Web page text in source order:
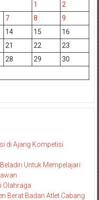
1
2
7 8
9
14 15
16
21 22
23
28 29
30
di Ajang Kompetisi
Untuk Mempelajari
Olahraga
Berat Badan Atlet Cabang